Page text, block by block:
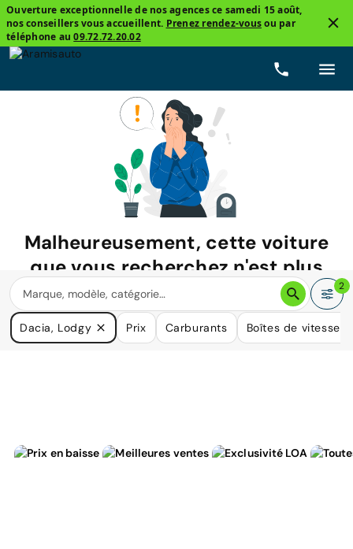
Ouverture exceptionnelle de nos agences ce samedi 15 août,
nos conseillers vous accueillent. Prenez rendez-vousou par
téléphone au09.72.72.20.02
Malheureusement, cette voiture
que vous recherchez n'est plus
disponible.
Nous avons de nombreuses voitures qui pourraient répondre
à vos besoins.
2
Dacia, Lodgy Prix Carburants Boîtes de vitesse